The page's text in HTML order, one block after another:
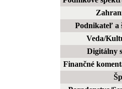
Podnikateľ a
Veda/
Digitálny
Finančné